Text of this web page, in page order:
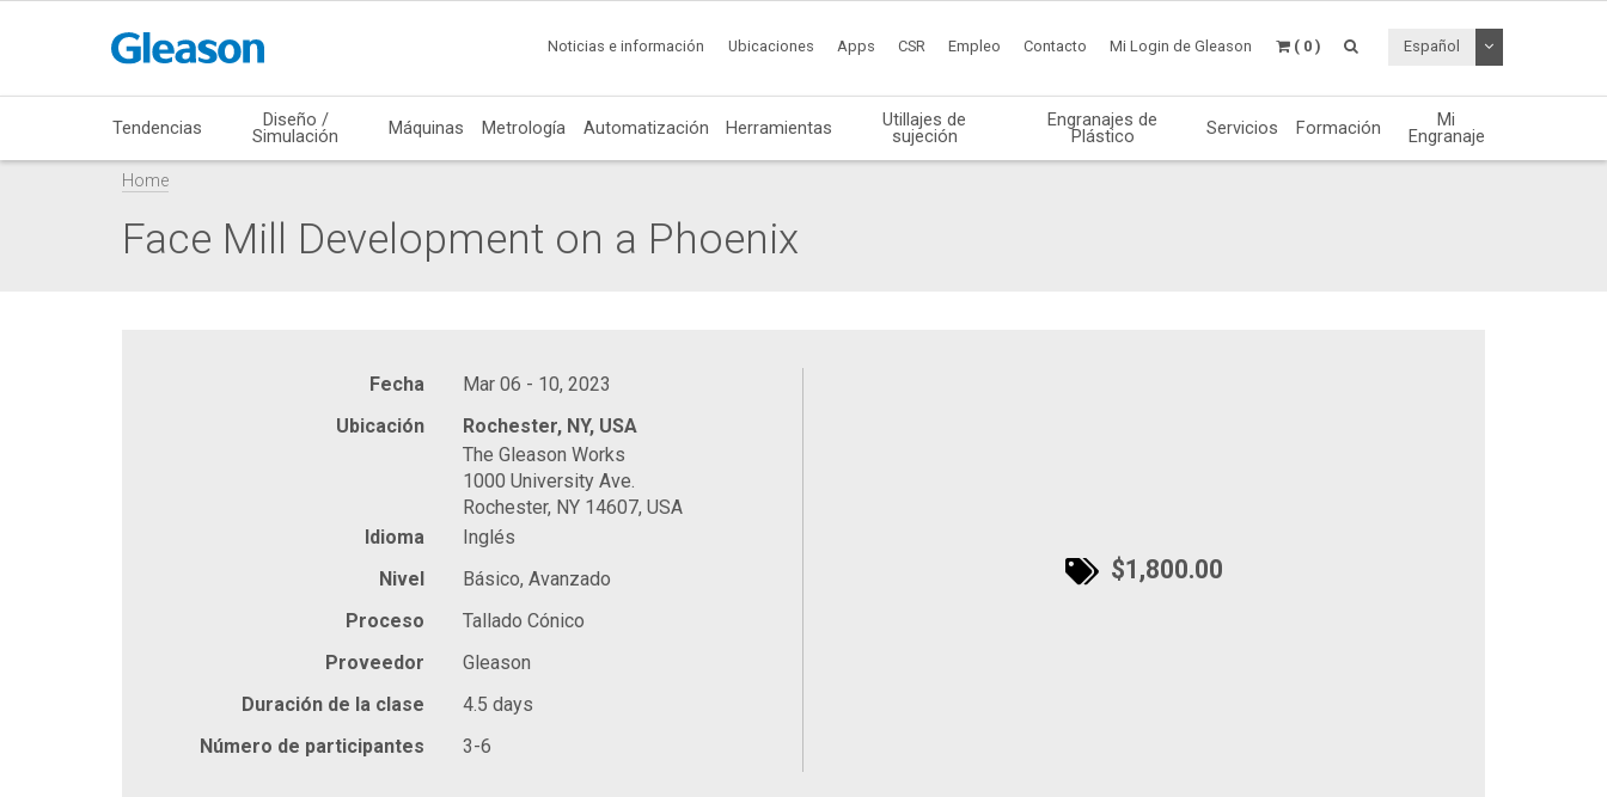
Noticias e información Ubicaciones Apps CSR Empleo Contacto Mi Login de Gleason ( 0 ) Español Desplegable de
Tendencias Diseño /
Simulación Máquinas Metrología Automatización Herramientas Utillajes de
sujeción
Engranajes de
Plástico Servicios Formación Mi
Engranaje
Home
Face Mill Development on a Phoenix
Fecha
Mar 06 - 10, 2023
Ubicación
Rochester, NY, USA
The Gleason Works
1000 University Ave.
Rochester, NY 14607, USA
Idioma
Inglés
Nivel
Básico, Avanzado
Proceso
Tallado Cónico
Proveedor
Gleason
Duración de la clase
4.5 days
Número de participantes
3-6
$1,800.00